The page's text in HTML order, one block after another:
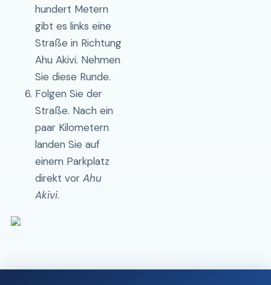
hundert Metern
gibt es links eine
Straße in Richtung
Ahu Akivi. Nehmen
Sie diese Runde.
Folgen Sie der
Straße. Nach ein
paar Kilometern
landen Sie auf
einem Parkplatz
direkt vor Ahu
Akivi.